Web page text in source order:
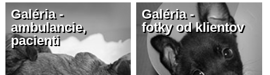
Galéria -
ambulancie,
pacienti
Galéria -
fotky od klientov